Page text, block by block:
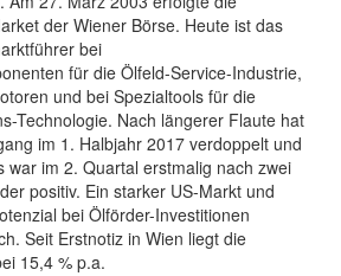
der Wiener Börse. Heute ist das
bei
für die Ölfeld-Service-Industrie,
und bei Spezialtools für die
Technologie. Nach längerer Flaute hat
im 1. Halbjahr 2017 verdoppelt und
war im 2. Quartal erstmalig nach zwei
positiv. Ein starker US-Markt und
bei Ölförder-Investitionen
Seit Erstnotiz in Wien liegt die
15,4 % p.a.